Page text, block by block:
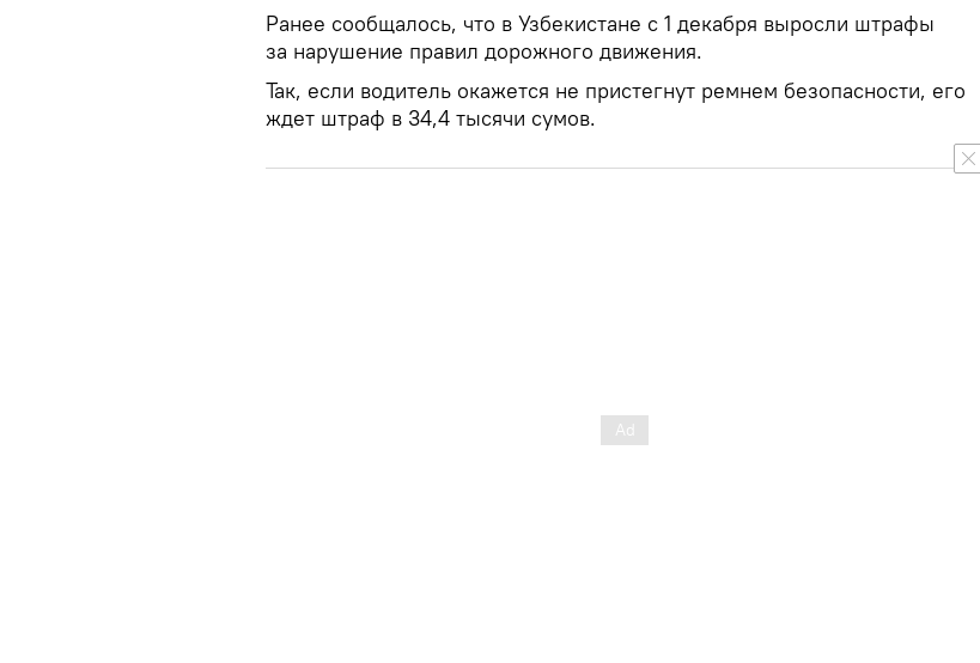
Ранее сообщалось, что в Узбекистане с 1 декабря выросли штрафы
за нарушение правил дорожного движения.
Так, если водитель окажется не пристегнут ремнем безопасности, его
ждет штраф в 34,4 тысячи сумов.